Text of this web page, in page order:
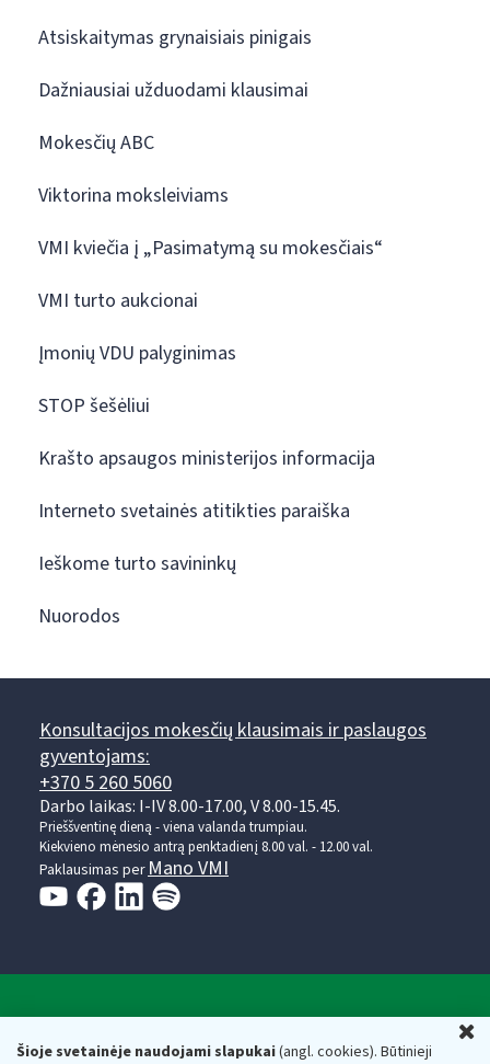
Šioje svetainėje naudojami slapukai(angl. cookies). Būtinieji
Atsiskaitymas grynaisiais pinigais
Dažniausiai užduodami klausimai
Mokesčių ABC
Viktorina moksleiviams
VMI kviečia į „Pasimatymą su mokesčiais“
VMI turto aukcionai
Įmonių VDU palyginimas
STOP šešėliui
Krašto apsaugos ministerijos informacija
Interneto svetainės atitikties paraiška
Ieškome turto savininkų
Nuorodos
Konsultacijos mokesčių klausimais ir paslaugos
gyventojams:
+370 5 260 5060
Darbo laikas: I-IV 8.00-17.00, V 8.00-15.45.
Prieššventinę dieną - viena valanda trumpiau.
Kiekvieno mėnesio antrą penktadienį 8.00 val. - 12.00 val.
Paklausimas perMano VMI
Valstybinė mokesčių inspekcija prie Lietuvos
Respublikos finansų ministerijos